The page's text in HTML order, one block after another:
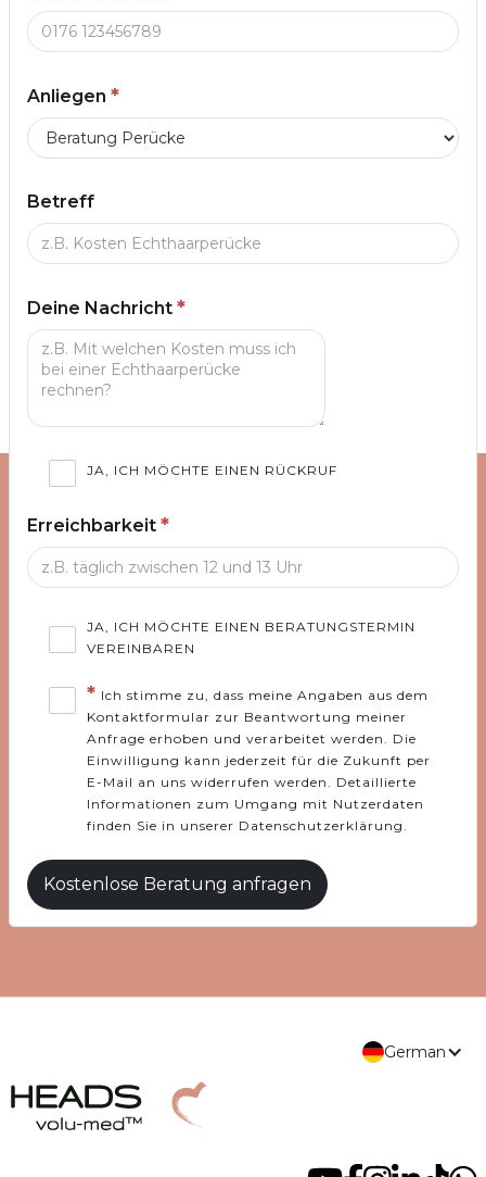
Anliegen *
Betreff
Deine Nachricht *
JA, ICH MÖCHTE EINEN RÜCKRUF
Erreichbarkeit *
JA, ICH MÖCHTE EINEN BERATUNGSTERMIN
VEREINBAREN
* Ich stimme zu, dass meine Angaben aus dem
Kontaktformular zur Beantwortung meiner
Anfrage erhoben und verarbeitet werden. Die
Einwilligung kann jederzeit für die Zukunft per
E-Mail an uns widerrufen werden. Detaillierte
Informationen zum Umgang mit Nutzerdaten
finden Sie in unserer Datenschutzerklärung.
German